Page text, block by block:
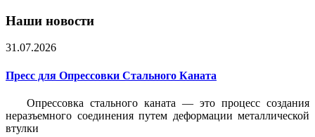
Наши новости
31.07.2026
Пресс для Опрессовки Стального Каната
Опрессовка стального каната — это процесс создания
неразъемного соединения путем деформации металлической
втулки